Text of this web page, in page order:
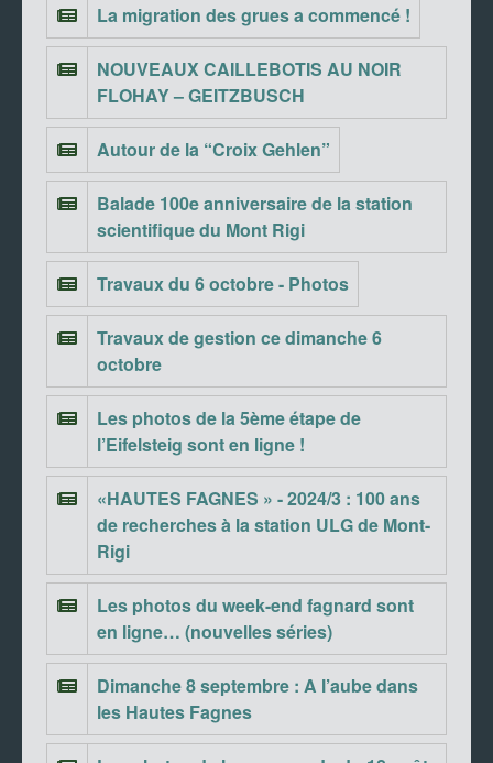
La migration des grues a commencé !
NOUVEAUX CAILLEBOTIS AU NOIR
FLOHAY – GEITZBUSCH
Autour de la “Croix Gehlen”
Balade 100e anniversaire de la station
scientifique du Mont Rigi
Travaux du 6 octobre - Photos
Travaux de gestion ce dimanche 6
octobre
Les photos de la 5ème étape de
l’Eifelsteig sont en ligne !
«HAUTES FAGNES » - 2024/3 : 100 ans
de recherches à la station ULG de Mont-
Rigi
Les photos du week-end fagnard sont
en ligne… (nouvelles séries)
Dimanche 8 septembre : A l’aube dans
les Hautes Fagnes